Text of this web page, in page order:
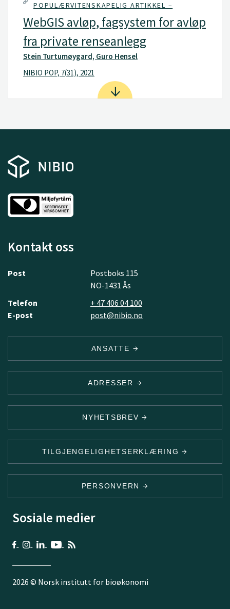
POPULÆRVITENSKAPELIG ARTIKKEL –
WebGIS avløp, fagsystem for avløp
fra private renseanlegg
Stein Turtumøygard, Guro Hensel
NIBIO POP, 7(31), 2021
Kontakt oss
Post
Postboks 115
NO-1431 Ås
Telefon
+ 47 406 04 100
E-post
post@nibio.no
ANSATTE
ADRESSER
NYHETSBREV
TILGJENGELIGHETSERKLÆRING
PERSONVERN
Sosiale medier
2026 © Norsk institutt for bioøkonomi